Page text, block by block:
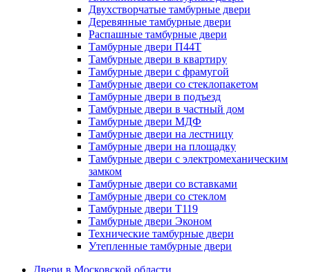
Двухстворчатые тамбурные двери
Деревянные тамбурные двери
Распашные тамбурные двери
Тамбурные двери П44Т
Тамбурные двери в квартиру
Тамбурные двери с фрамугой
Тамбурные двери со стеклопакетом
Тамбурные двери в подъезд
Тамбурные двери в частный дом
Тамбурные двери МДФ
Тамбурные двери на лестницу
Тамбурные двери на площадку
Тамбурные двери с электромеханическим
замком
Тамбурные двери со вставками
Тамбурные двери со стеклом
Тамбурные двери Т119
Тамбурные двери Эконом
Технические тамбурные двери
Утепленные тамбурные двери
Двери в Московской области